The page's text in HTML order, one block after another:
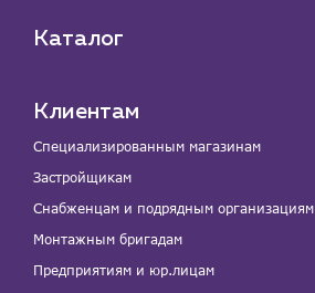
Каталог
Клиентам
Специализированным магазинам
Застройщикам
Снабженцам и подрядным организациям
Монтажным бригадам
Предприятиям и юр.лицам